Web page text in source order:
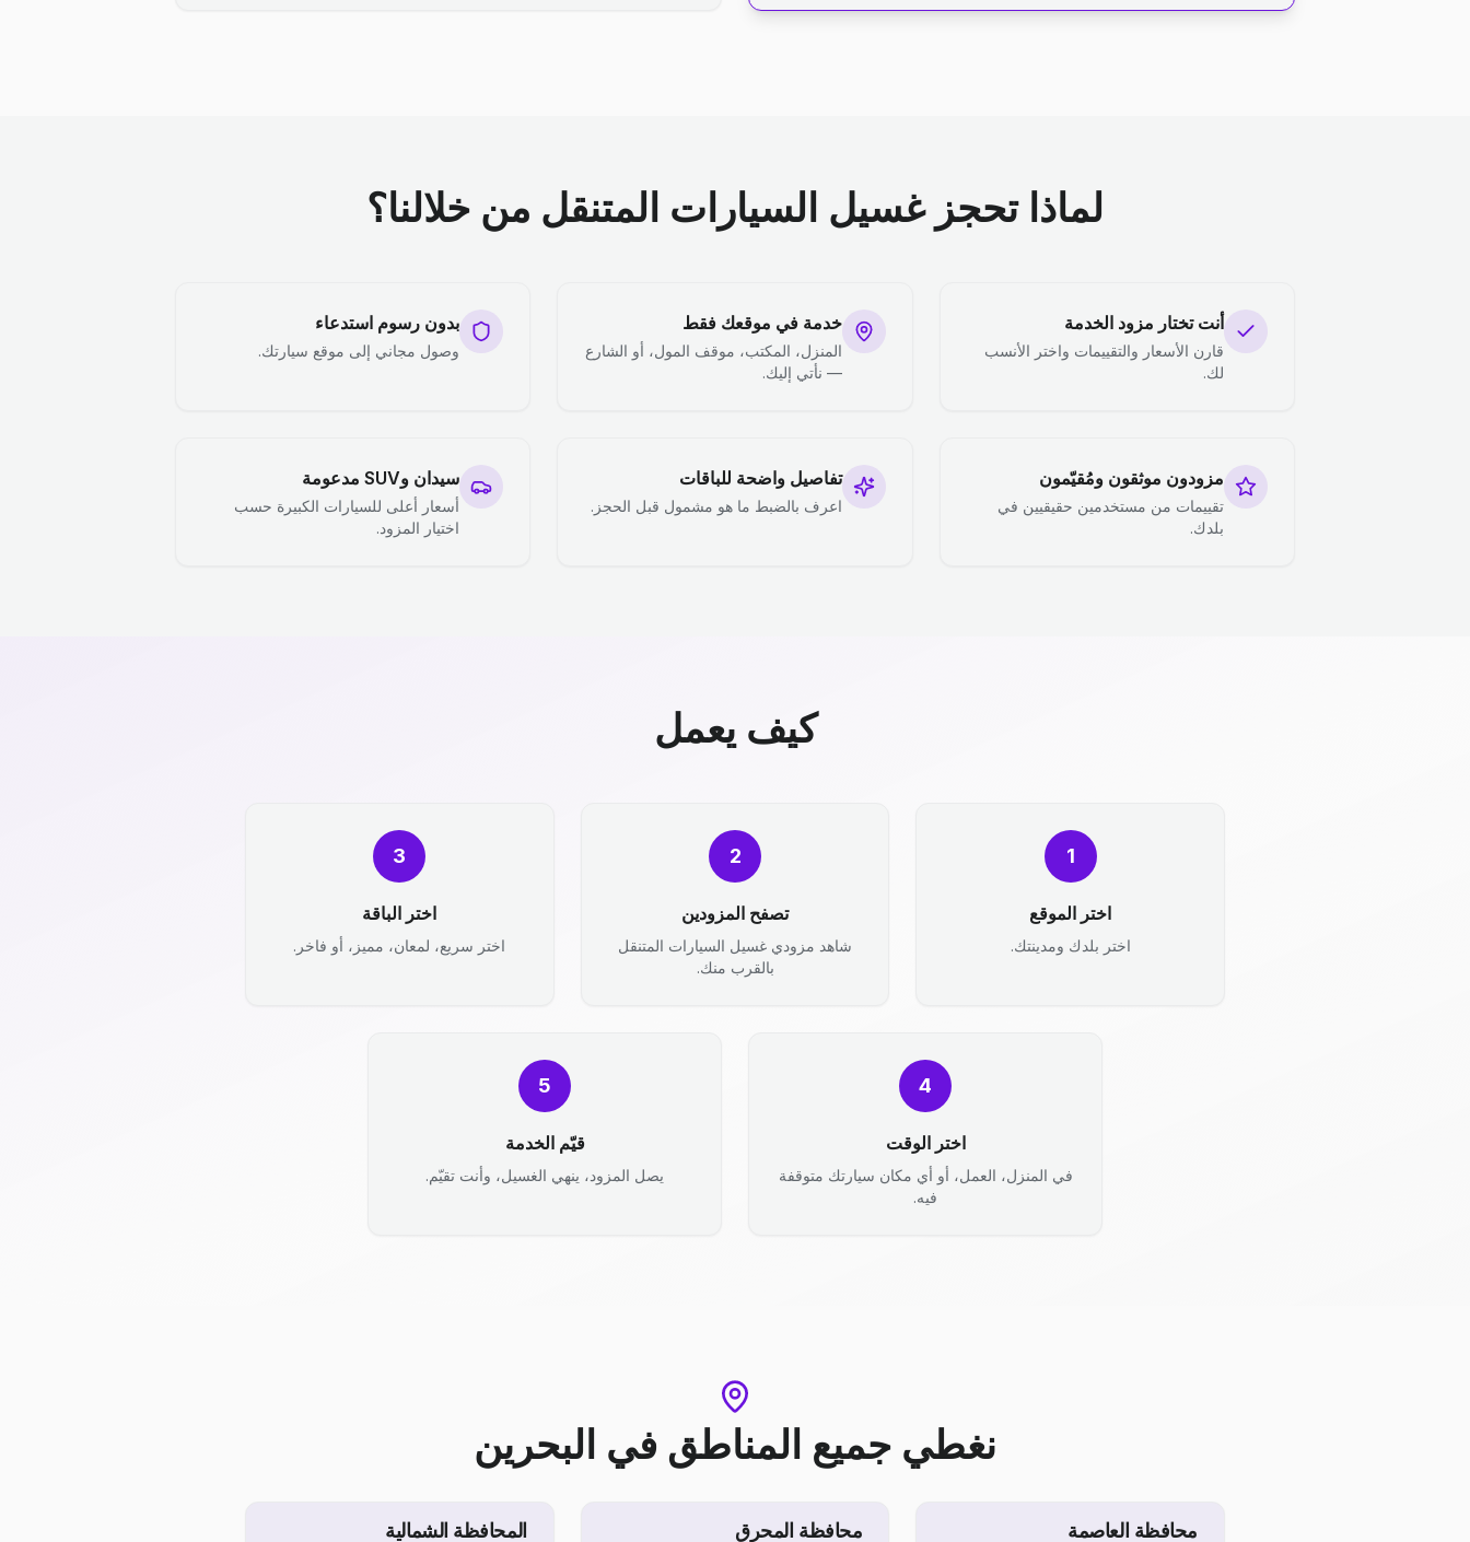
لماذا تحجز غسيل السيارات المتنقل من خلالنا؟
أنت تختار مزود الخدمة
قارن الأسعار والتقييمات واختر الأنسب
لك.
خدمة في موقعك فقط
المنزل، المكتب، موقف المول، أو الشارع
— نأتي إليك.
بدون رسوم استدعاء
وصول مجاني إلى موقع سيارتك.
مزودون موثقون ومُقيّمون
تقييمات من مستخدمين حقيقيين في
بلدك.
تفاصيل واضحة للباقات
اعرف بالضبط ما هو مشمول قبل الحجز.
سيدان وSUV مدعومة
أسعار أعلى للسيارات الكبيرة حسب
اختيار المزود.
كيف يعمل
1
اختر الموقع
اختر بلدك ومدينتك.
2
تصفح المزودين
شاهد مزودي غسيل السيارات المتنقل
بالقرب منك.
3
اختر الباقة
اختر سريع، لمعان، مميز، أو فاخر.
4
اختر الوقت
في المنزل، العمل، أو أي مكان سيارتك متوقفة
فيه.
5
قيّم الخدمة
يصل المزود، ينهي الغسيل، وأنت تقيّم.
نغطي جميع المناطق في البحرين
محافظة العاصمة محافظة المحرق المحافظة الشمالية